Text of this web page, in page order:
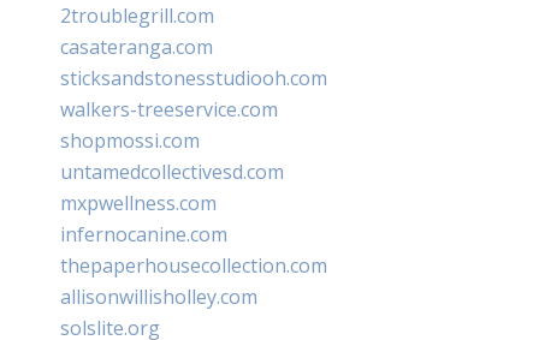
2troublegrill.com
casateranga.com
sticksandstonesstudiooh.com
walkers-treeservice.com
shopmossi.com
untamedcollectivesd.com
mxpwellness.com
infernocanine.com
thepaperhousecollection.com
allisonwillisholley.com
solslite.org